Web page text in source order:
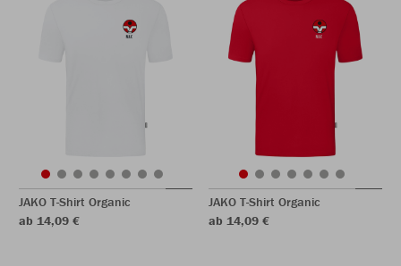
JAKO T-Shirt Organic
ab 14,09 €
JAKO T-Shirt Organic
ab 14,09 €